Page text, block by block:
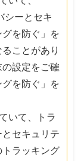
ーとセキ
を防ぐ」を
ことがあり
設定をご確
を防ぐ」を
いて、トラ
セキュリテ
ラッキング